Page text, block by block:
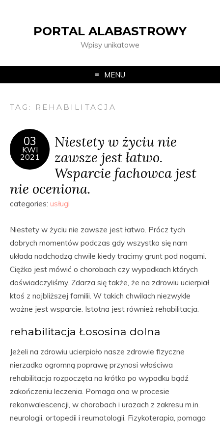
PORTAL ALABASTROWY
Wpisy unikatowe
MENU
TAG: REHABILITACJA
03
KWI
2021
Niestety w życiu nie
zawsze jest łatwo.
Wsparcie fachowca jest
nie oceniona.
categories: usługi
Niestety w życiu nie zawsze jest łatwo. Prócz tych
dobrych momentów podczas gdy wszystko się nam
układa nadchodzą chwile kiedy tracimy grunt pod nogami.
Ciężko jest mówić o chorobach czy wypadkach których
doświadczyliśmy. Zdarza się także, że na zdrowiu ucierpiał
ktoś z najbliższej familii. W takich chwilach niezwykle
ważne jest wsparcie. Istotna jest również rehabilitacja.
rehabilitacja Łososina dolna
Jeżeli na zdrowiu ucierpiało nasze zdrowie fizyczne
nierzadko ogromną poprawę przynosi właściwa
rehabilitacja rozpoczęta na krótko po wypadku bądź
zakończeniu leczenia. Pomaga ona w procesie
rekonwalescencji, w chorobach i urazach z zakresu m.in.
neurologii, ortopedii i reumatologii. Fizykoterapia, pomaga